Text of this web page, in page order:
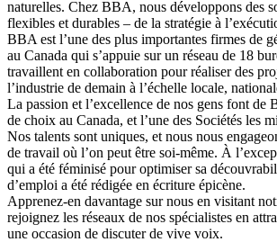
naturelles. Chez BBA, nous développons des
flexibles et durables – de la stratégie à
BBA est l’une des plus importantes firmes de
au Canada qui s’appuie sur un réseau de 18
travaillent en collaboration pour réaliser des
l’industrie de demain à l’échelle locale,
La passion et l’excellence de nos gens font de
de choix au Canada, et l’une des Sociétés les
Nos talents sont uniques, et nous nous
de travail où l’on peut être soi-même. À
qui a été féminisé pour optimiser sa
d’emploi a été rédigée en écriture épicène.
Apprenez-en davantage sur nous en visitant
rejoignez les réseaux de nos spécialistes en
une occasion de discuter de vive voix.